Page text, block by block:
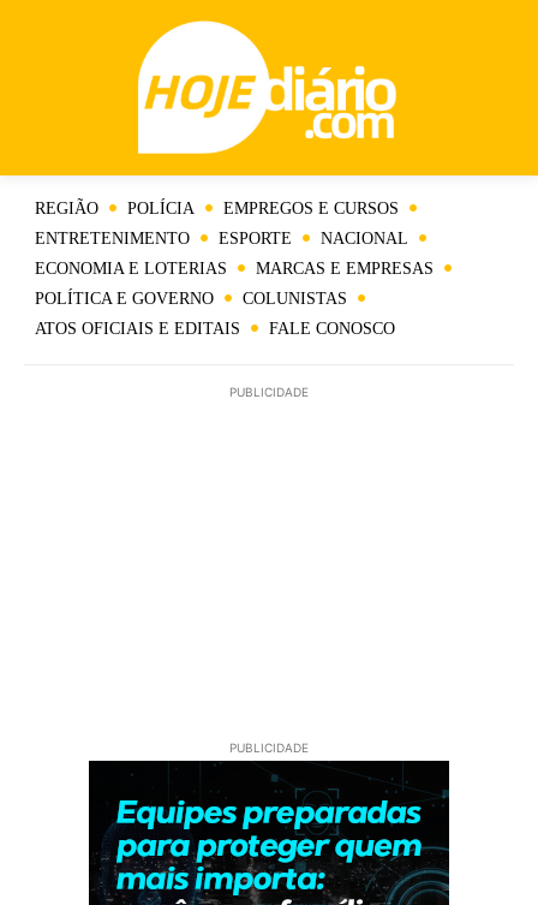
REGIÃO POLÍCIA
EMPREGOS E CURSOS
ENTRETENIMENTO
ESPORTE
NACIONAL
ECONOMIA E LOTERIAS
MARCAS E EMPRESAS
POLÍTICA E GOVERNO
COLUNISTAS
ATOS OFICIAIS E EDITAIS
FALE CONOSCO
PUBLICIDADE
PUBLICIDADE